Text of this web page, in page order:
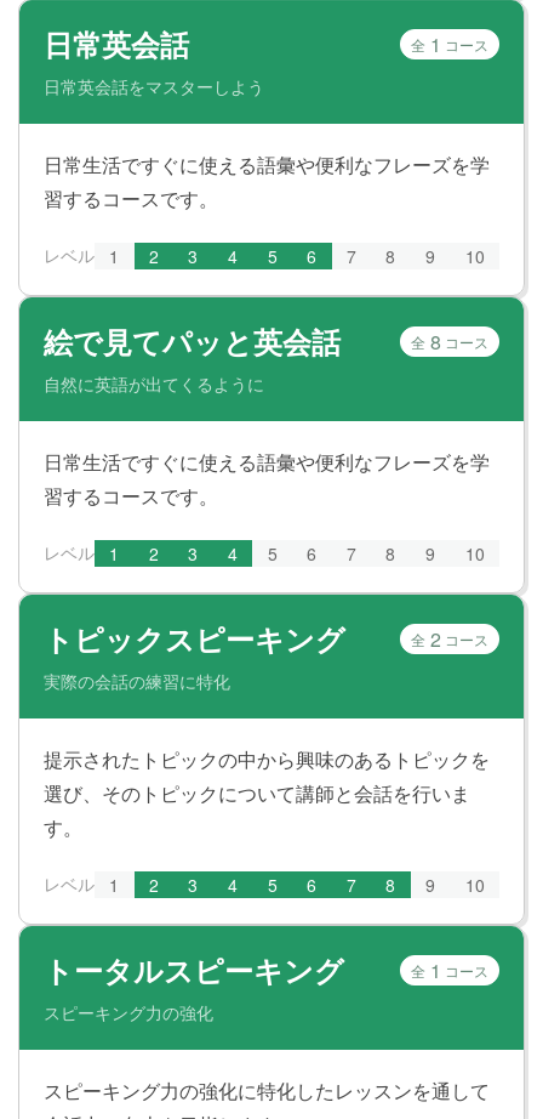
日常英会話
日常英会話をマスターしよう
全 1 コース
日常生活ですぐに使える語彙や便利なフレーズを学
習するコースです。
レベル 1 2 3 4 5 6 7 8 9 10
絵で見てパッと英会話
自然に英語が出てくるように
全 8 コース
日常生活ですぐに使える語彙や便利なフレーズを学
習するコースです。
レベル 1 2 3 4 5 6 7 8 9 10
トピックスピーキング
実際の会話の練習に特化
全 2 コース
提示されたトピックの中から興味のあるトピックを
選び、そのトピックについて講師と会話を行いま
す。
レベル 1 2 3 4 5 6 7 8 9 10
トータルスピーキング
スピーキング力の強化
全 1 コース
スピーキング力の強化に特化したレッスンを通して